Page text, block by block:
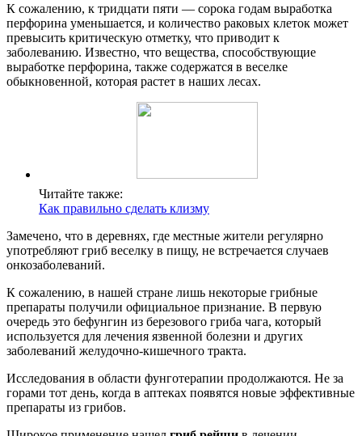
К сожалению, к тридцати пяти — сорока годам выработка
перфорина уменьшается, и количество раковых клеток может
превысить критическую отметку, что приводит к
заболеванию. Известно, что вещества, способствующие
выработке перфорина, также содержатся в веселке
обыкновенной, которая растет в наших лесах.
Читайте также:
Как правильно сделать клизму
Замечено, что в деревнях, где местные жители регулярно
употребляют гриб веселку в пищу, не встречается случаев
онкозаболеваний.
К сожалению, в нашей стране лишь некоторые грибные
препараты получили официальное признание. В первую
очередь это бефунгин из березового гриба чага, который
используется для лечения язвенной болезни и других
заболеваний желудочно-кишечного тракта.
Исследования в области фунготерапии продолжаются. Не за
горами тот день, когда в аптеках появятся новые эффективные
препараты из грибов.